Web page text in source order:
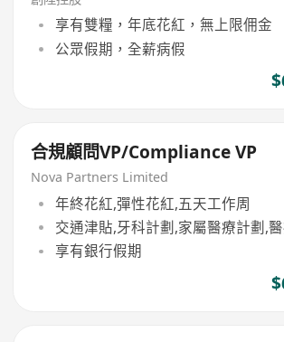
享有雙糧，年底花紅，無上限佣金
公眾假期，全薪病假
合規顧問VP/Compliance VP
Nova Partners Limited
年終花紅,彈性花紅,五天工作周
交通津貼,牙科計劃,家屬醫療計劃,
享有銀行假期